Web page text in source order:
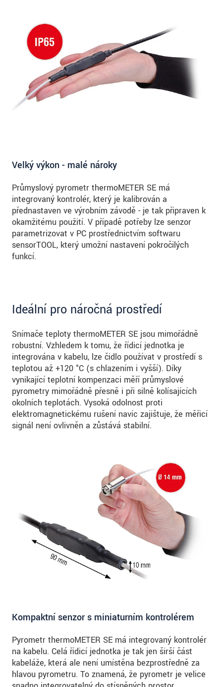
Velký výkon - malé nároky
Průmyslový pyrometr thermoMETER SE má
integrovaný kontrolér, který je kalibrován a
přednastaven ve výrobním závodě - je tak připraven k
okamžitému použití. V případě potřeby lze senzor
parametrizovat v PC prostřednictvím softwaru
sensorTOOL, který umožní nastavení pokročilých
funkcí.
Ideální pro náročná prostředí
Snímače teploty thermoMETER SE jsou mimořádně
robustní. Vzhledem k tomu, že řídicí jednotka je
integrována v kabelu, lze čidlo používat v prostředí s
teplotou až +120 °C (s chlazením i vyšší). Díky
vynikající teplotní kompenzaci měří průmyslové
pyrometry mimořádně přesně i při silně kolísajících
okolních teplotách. Vysoká odolnost proti
elektromagnetickému rušení navíc zajišťuje, že měřicí
signál není ovlivněn a zůstává stabilní.
Kompaktní senzor s miniaturním kontrolérem
Pyrometr thermoMETER SE má integrovaný kontrolér
na kabelu. Celá řídicí jednotka je tak jen širší část
kabeláže, která ale není umístěna bezprostředně za
hlavou pyrometru. To znamená, že pyrometr je velice